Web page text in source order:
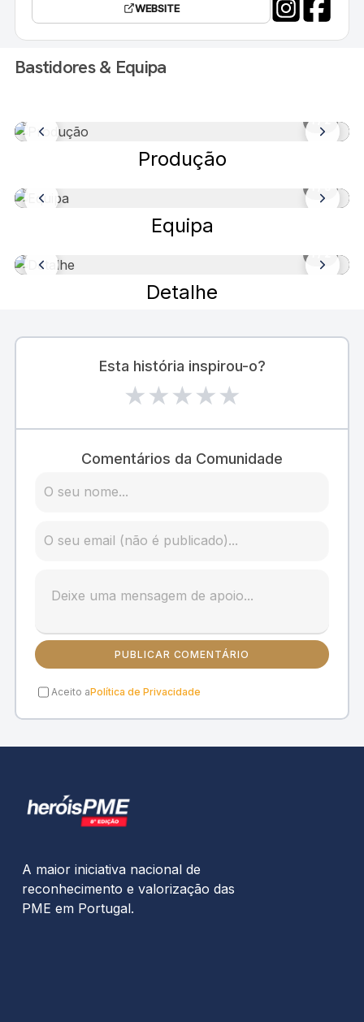
WEBSITE
Bastidores & Equipa
Produção
Equipa
Detalhe
Esta história inspirou-o?
★★★★★
Comentários da Comunidade
PUBLICAR COMENTÁRIO
Aceito aPolítica de Privacidade
A maior iniciativa nacional de
reconhecimento e valorização das
PME em Portugal.